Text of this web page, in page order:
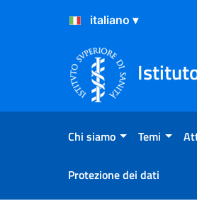
Salta al Contenuto
Salta al Footer
Chi siamo Temi
Protezione dei dati